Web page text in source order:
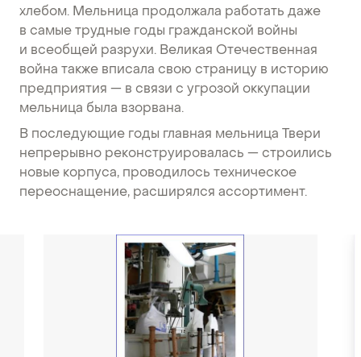
хлебом. Мельница продолжала работать даже
в самые трудные годы гражданской войны
и всеобщей разрухи. Великая Отечественная
война также вписала свою страницу в историю
предприятия — в связи с угрозой оккупации
мельница была взорвана.
В последующие годы главная мельница Твери
непрерывно реконструировалась — строились
новые корпуса, проводилось техническое
переоснащение, расширялся ассортимент.